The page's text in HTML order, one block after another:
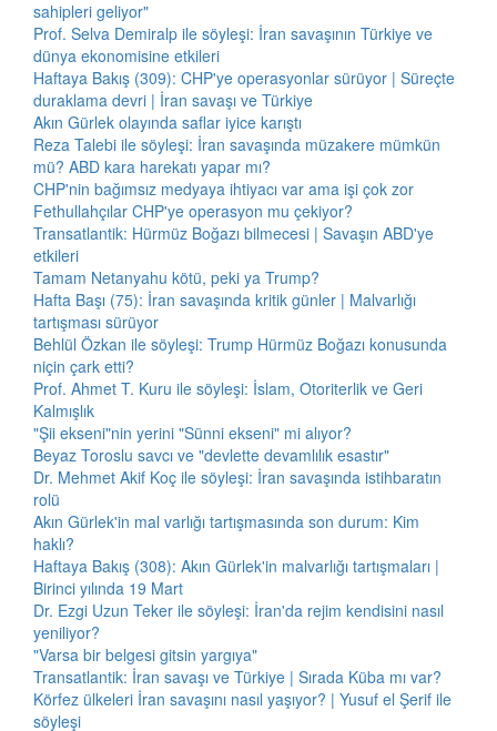
sahipleri geliyor"
Prof. Selva Demiralp ile söyleşi: İran savaşının Türkiye ve
dünya ekonomisine etkileri
Haftaya Bakış (309): CHP'ye operasyonlar sürüyor | Süreçte
duraklama devri | İran savaşı ve Türkiye
Akın Gürlek olayında saflar iyice karıştı
Reza Talebi ile söyleşi: İran savaşında müzakere mümkün
mü? ABD kara harekatı yapar mı?
CHP'nin bağımsız medyaya ihtiyacı var ama işi çok zor
Fethullahçılar CHP'ye operasyon mu çekiyor?
Transatlantik: Hürmüz Boğazı bilmecesi | Savaşın ABD'ye
etkileri
Tamam Netanyahu kötü, peki ya Trump?
Hafta Başı (75): İran savaşında kritik günler | Malvarlığı
tartışması sürüyor
Behlül Özkan ile söyleşi: Trump Hürmüz Boğazı konusunda
niçin çark etti?
Prof. Ahmet T. Kuru ile söyleşi: İslam, Otoriterlik ve Geri
Kalmışlık
"Şii ekseni"nin yerini "Sünni ekseni" mi alıyor?
Beyaz Toroslu savcı ve "devlette devamlılık esastır"
Dr. Mehmet Akif Koç ile söyleşi: İran savaşında istihbaratın
rolü
Akın Gürlek'in mal varlığı tartışmasında son durum: Kim
haklı?
Haftaya Bakış (308): Akın Gürlek'in malvarlığı tartışmaları |
Birinci yılında 19 Mart
Dr. Ezgi Uzun Teker ile söyleşi: İran'da rejim kendisini nasıl
yeniliyor?
"Varsa bir belgesi gitsin yargıya"
Transatlantik: İran savaşı ve Türkiye | Sırada Küba mı var?
Körfez ülkeleri İran savaşını nasıl yaşıyor? | Yusuf el Şerif ile
söyleşi